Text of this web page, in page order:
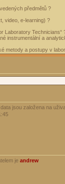
předmětů ?
video, e-learning) ?
Laboratory Technicians“
instrumentální a
metody a postupy v
jsou založena na
je andrew